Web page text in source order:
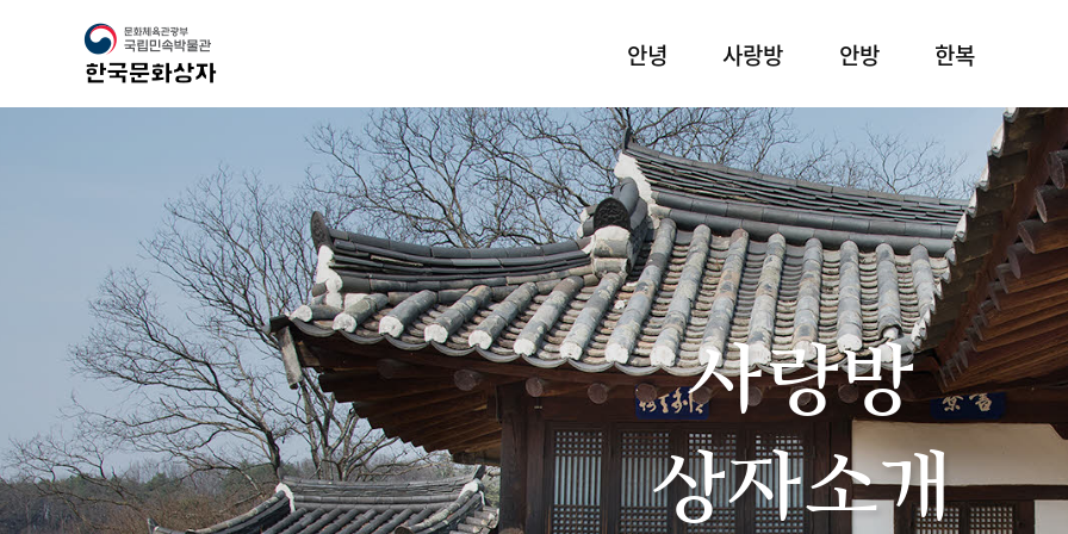
안녕 사랑방 안방 한복
사랑방
상자소개